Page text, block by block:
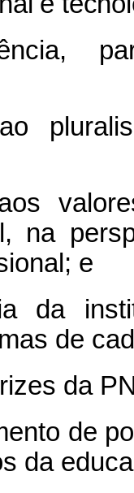
ao
na
e
da
de
da
de
da